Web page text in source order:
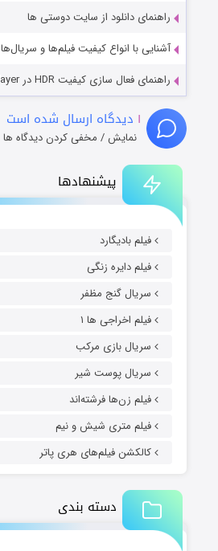
پیشنهادها
فیلم بادیگارد
فیلم دایره زنگی
سریال گنج مظفر
فیلم اخراجی ها ۱
سریال بازی مرکب
سریال پوست شیر
فیلم زن‌ها فرشته‌اند
فیلم متری شیش و نیم
کالکشن فیلم‌های هری پاتر
دسته بندی
راهنمای دانلود از سایت دوستی ها
آشنایی با انواع کیفیت فیلم‌ها و سریال‌ها
راهنمای فعال سازی کیفیت HDR در PotPlayer
۱ دیدگاه ارسال شده است
نمایش / مخفی کردن دیدگاه ها